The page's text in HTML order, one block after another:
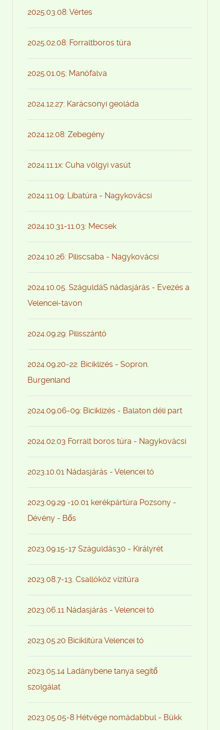
2025.03.08: Vértes
2025.02.08: Forraltboros túra
2025.01.05: Manófalva
2024.12.27: Karácsonyi geoláda
2024.12.08: Zebegény
2024.11.1x: Cuha völgyi vasút
2024.11.09: Libatúra - Nagykovácsi
2024.10.31-11.03: Mecsek
2024.10.26: Piliscsaba - Nagykovácsi
2024.10.05. SzáguldáS nádasjárás - Evezés a
Velencei-tavon
2024.09.29: Pilisszántó
2024.09.20-22: Biciklizés - Sopron.
Burgenland
2024.09.06-09: Biciklizés - Balaton déli part
2024.02.03 Forralt boros túra - Nagykovácsi
2023.10.01 Nádasjárás - Velencei tó
2023.09.29 -10.01 kerékpártúra Pozsony -
Dévény - Bős
2023.09.15-17 Száguldás30 - Királyrét
2023.08.7-13. Csallóköz vízitúra
2023.06.11 Nádasjárás - Velencei tó
2023.05.20 Biciklitúra Velencei tó
2023.05.14 Ladánybene tanya segítő
szolgálat
2023.05.05-8 Hétvége nomádabbul - Bükk